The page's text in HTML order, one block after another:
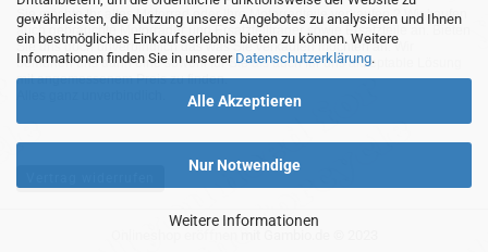
gewährleisten, die Nutzung unseres Angebotes zu analysieren und Ihnen
ein bestmögliches Einkaufserlebnis bieten zu können. Weitere
Informationen finden Sie in unserer Datenschutzerklärung.
Alle Akzeptieren
Nur Notwendige
Weitere Informationen
Sie möchte Ihr altes Motorrad oder Ihre Motorradteile verkaufen ? Wir kaufen
auch gebrauchte Motorräder und Ersatzteilträger sowie Ersatzteile an. Bieten
Sie uns doch unverbindlich das was Sie verkaufen möchten an. Wir
bemühen uns dann eine sowohl für Sie als auch für uns akzeptable Lösung
mit angemessenem Preis zu finden.